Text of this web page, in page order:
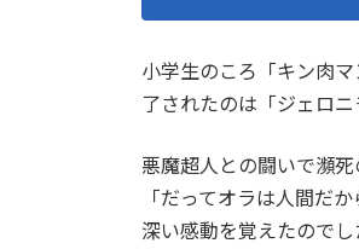
小学生のころ「キン肉
了されたのは「ジェロ
悪魔超人との闘いで瀕
「だってオラは人間だ
深い感動を覚えたのでし